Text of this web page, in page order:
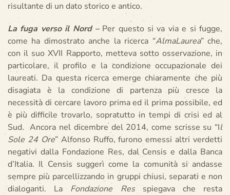
risultante di un dato storico e antico.
La fuga verso il Nord – Per questo si va via e si fugge,
come ha dimostrato anche la ricerca “AlmaLaurea” che,
con il suo XVII Rapporto, metteva sotto osservazione, in
particolare, il profilo e la condizione occupazionale dei
laureati. Da questa ricerca emerge chiaramente che più
disagiata è la condizione di partenza più cresce la
necessità di cercare lavoro prima ed il prima possibile, ed
è più difficile trovarlo, sopratutto in tempi di crisi ed al
Sud. Ancora nel dicembre del 2014, come scrisse su “Il
Sole 24 Ore” Alfonso Ruffo, furono emessi altri verdetti
negativi dalla Fondazione Res, dal Censis e dalla Banca
d’Italia. Il Censis suggerì come la comunità si andasse
sempre più parcellizzando in gruppi chiusi, separati e non
dialoganti. La Fondazione Resspiegava che resta